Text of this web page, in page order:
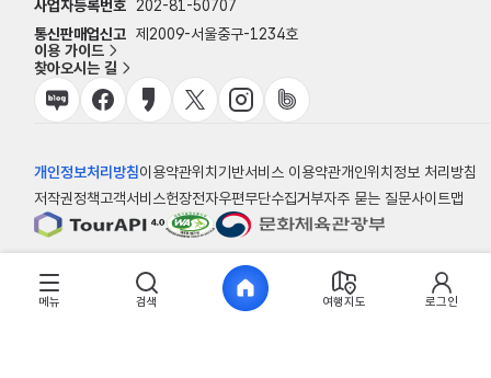
사업자등록번호
202-81-50707
통신판매업신고 제2009-서울중구-1234호
이용 가이드
찾아오시는 길
개인정보처리방침이용약관위치기반서비스 이용약관개인위치정보 처리방침
저작권정책고객서비스헌장전자우편무단수집거부자주 묻는 질문사이트맵
© 한국관광공사
메뉴 검색 여행지도 로그인